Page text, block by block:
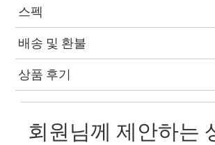
스펙
배송 및 환불
상품 후기
회원님께 제안하는